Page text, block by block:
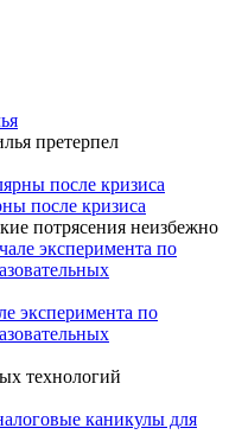
претерпел
после кризиса
потрясения неизбежно
эксперимента по
технологий